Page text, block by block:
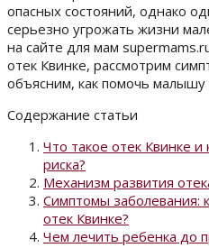
опасных состояний, однако
серьезно угрожать жизни
на сайте для мам
отек Квинке, рассмотрим
объясним, как помочь малышу
Содержание статьи
Что такое отек Квинке и
риска?
Механизм развития
Симптомы заболевания:
отек Квинке?
Чем лечить ребенка до